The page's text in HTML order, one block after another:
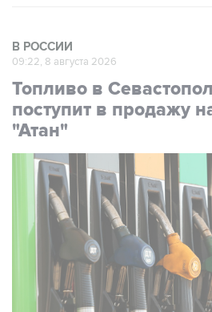
В РОССИИ
09:22, 8 августа 2026
Топливо в
поступит в продажу
"Атан"